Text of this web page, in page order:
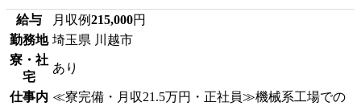
給与 月収例215,000円
勤務地 埼玉県 川越市
寮・社
宅
あり
仕事内 ≪寮完備・月収21.5万円・正社員≫機械系工場での